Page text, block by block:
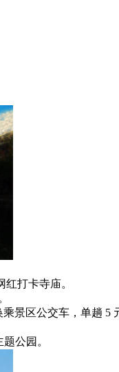
打卡寺庙。
景区公交车，单趟 5
公园。